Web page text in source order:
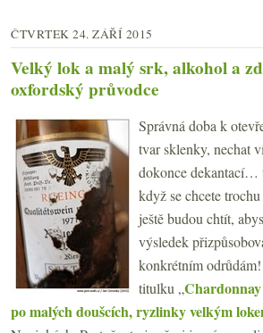
ČTVRTEK 24. ZÁŘÍ 2015
Velký lok a malý srk, alkohol a
oxfordský průvodce
Správná doba k
tvar sklenky, nechat
dokonce dekantací…
když se chcete
ještě budou chtít,
výsledek
konkrétním
titulku „
po malých doušcích, ryzlinky velkým